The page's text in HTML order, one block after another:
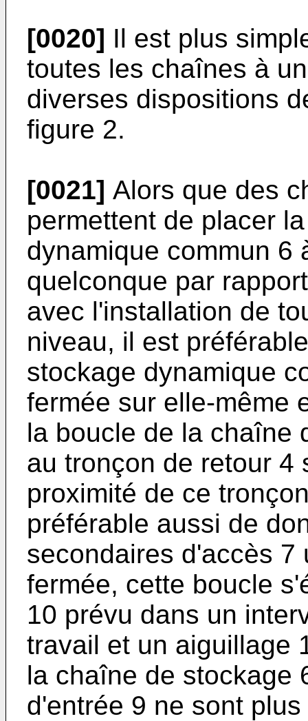
[0020] Il est plus
toutes les chaînes à
diverses dispositions
figure 2.
[0021] Alors que des
permettent de placer
dynamique commun 6
quelconque par
avec l'installation de
niveau, il est
stockage dynamique
fermée sur elle-même
la boucle de la chaîne
au tronçon de retour 4
proximité de ce
préférable aussi de
secondaires d'accès 7
fermée, cette boucle
10 prévu dans un
travail et un aiguillage
la chaîne de stockage
d'entrée 9 ne sont